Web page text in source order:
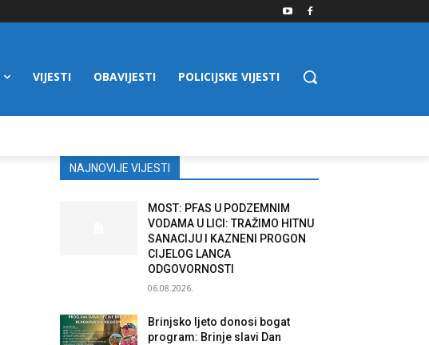
VIJESTI OBAVIJESTI POLICIJSKE VIJESTI
NAJNOVIJE VIJESTI
MOST: PFAS U PODZEMNIM
VODAMA U LICI: TRAŽIMO HITNU
SANACIJU I KAZNENI PROGON
CIJELOG LANCA
ODGOVORNOSTI
06.08.2026.
Brinjsko ljeto donosi bogat
program: Brinje slavi Dan